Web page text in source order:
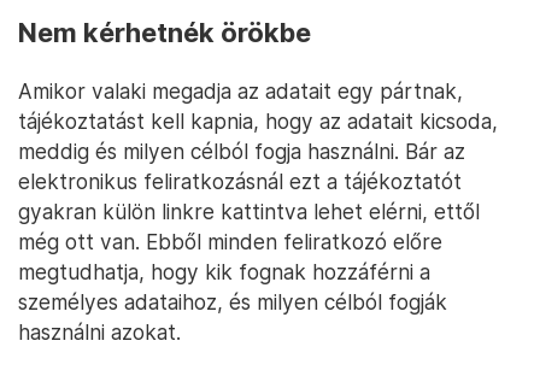
Nem kérhetnék örökbe
Amikor valaki megadja az adatait egy pártnak,
tájékoztatást kell kapnia, hogy az adatait kicsoda,
meddig és milyen célból fogja használni. Bár az
elektronikus feliratkozásnál ezt a tájékoztatót
gyakran külön linkre kattintva lehet elérni, ettől
még ott van. Ebből minden feliratkozó előre
megtudhatja, hogy kik fognak hozzáférni a
személyes adataihoz, és milyen célból fogják
használni azokat.